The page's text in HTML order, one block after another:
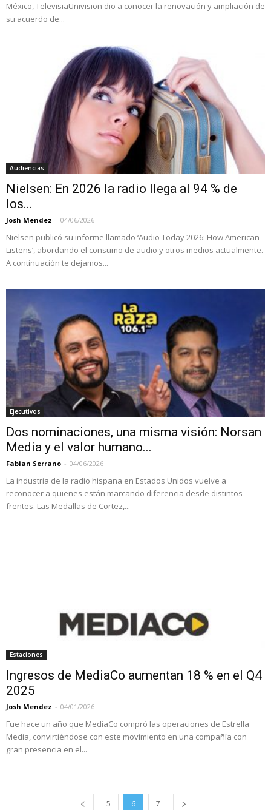
México, TelevisiaUnivision dio a conocer la renovación y ampliación de
su acuerdo de...
Audiencias
Nielsen: En 2026 la radio llega al 94 % de
los...
Josh Mendez - 04/06/2026
Nielsen publicó su informe llamado ‘Audio Today 2026: How American
Listens’, abordando el consumo de audio y otros medios actualmente.
A continuación te dejamos...
Ejecutivos
Dos nominaciones, una misma visión: Norsan
Media y el valor humano...
Fabian Serrano - 04/06/2026
La industria de la radio hispana en Estados Unidos vuelve a
reconocer a quienes están marcando diferencia desde distintos
frentes. Las Medallas de Cortez,...
Estaciones
Ingresos de MediaCo aumentan 18 % en el Q4
2025
Josh Mendez - 04/01/2026
Fue hace un año que MediaCo compró las operaciones de Estrella
Media, convirtiéndose con este movimiento en una compañía con
gran presencia en el...
5 6 7